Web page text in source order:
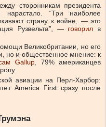
сторонникам президента
нарастало. “Три наиболее
страну к войне, — это
Рузвельта”, — говорил в
Великобритании, но его
но и общественное мнение: к
Gallup, 79% американцев
авиации на Перл-Харбор:
America First сразу после